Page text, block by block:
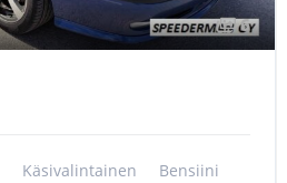
6
Käsivalintainen Bensiini